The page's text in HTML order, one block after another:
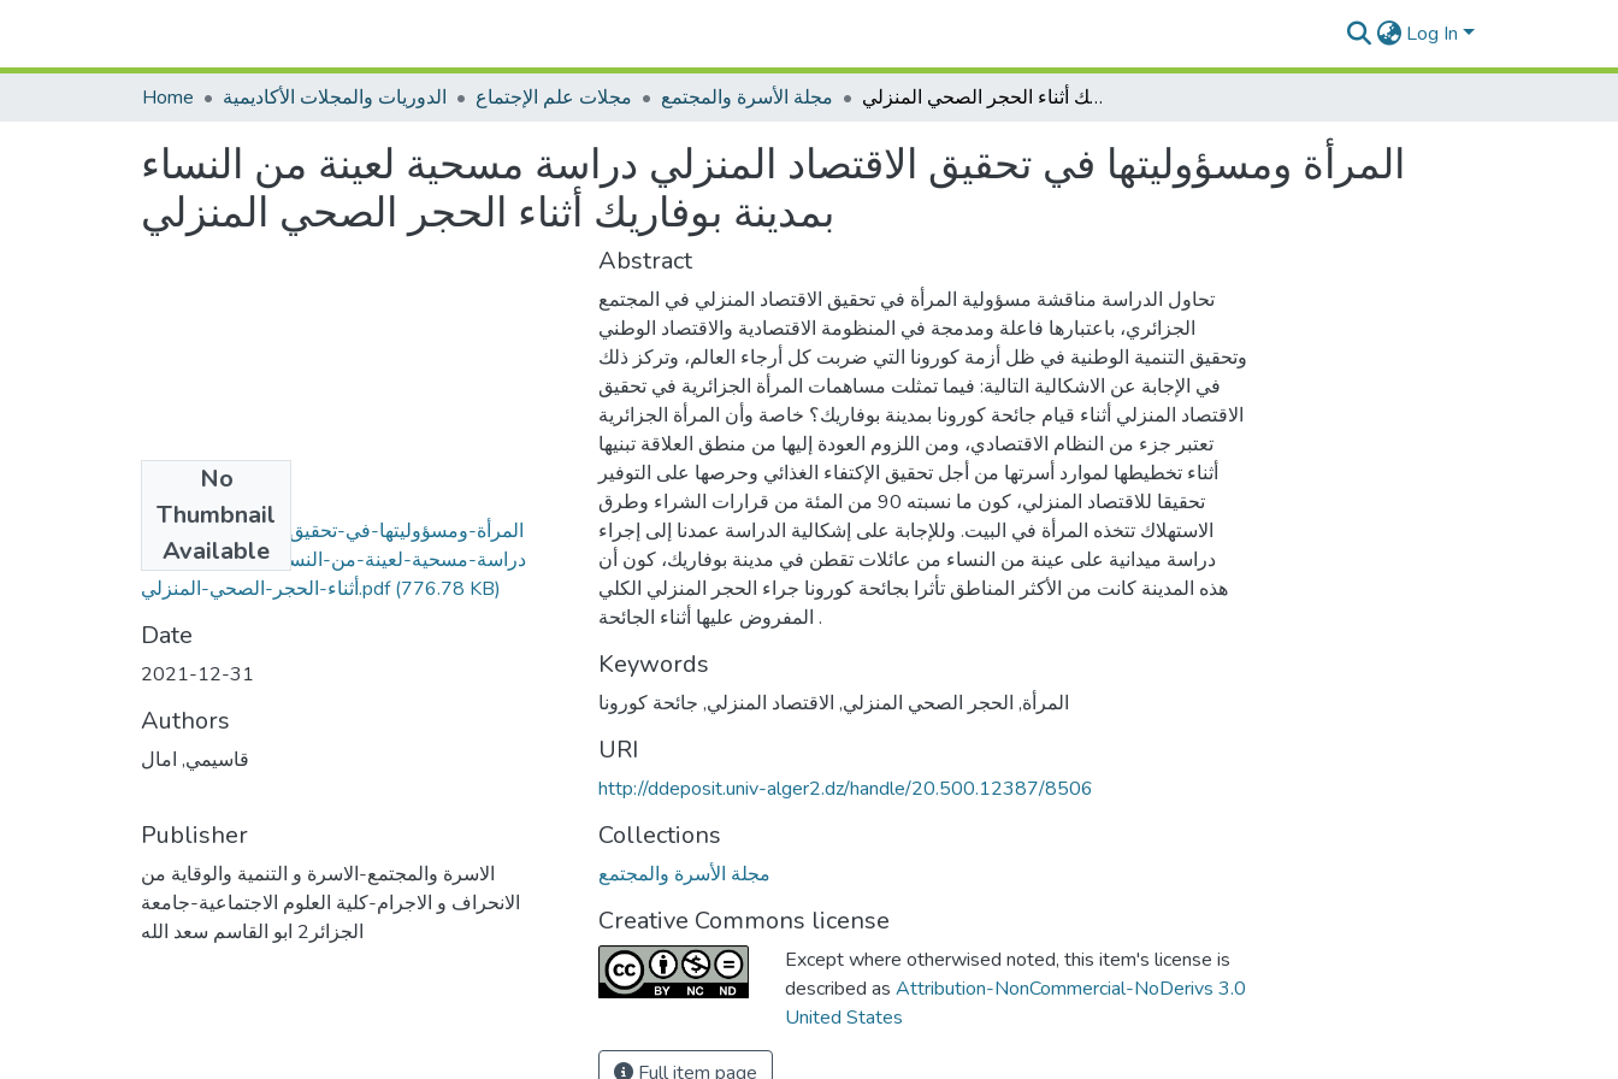
Log In
Home الدوريات والمجلات الأكاديمية مجلات علم الإجتماع مجلة الأسرة والمجتمع المرأة ومسؤوليتها في تحقيق الاقتصاد المنزلي دراسة مسحية لعينة من النساء بمدينة بوفاريك أثناء الحجر الصحي المنزلي
المرأة ومسؤوليتها في تحقيق الاقتصاد المنزلي دراسة مسحية لعينة من النساء
بمدينة بوفاريك أثناء الحجر الصحي المنزلي
No
Thumbnail
Available
المرأة-ومسؤوليتها-في-تحقيق-الاقتصاد-المنزلي-
دراسة-مسحية-لعينة-من-النساء-بمدينة-بوفاريك-
أثناء-الحجر-الصحي-المنزلي.pdf(776.78 KB)
Date
2021-12-31
Authors
قاسيمي, امال
Publisher
الاسرة والمجتمع-الاسرة و التنمية والوقاية من
الانحراف و الاجرام-كلية العلوم الاجتماعية-جامعة
الجزائر2 ابو القاسم سعد الله
Abstract
تحاول الدراسة مناقشة مسؤولية المرأة في تحقيق الاقتصاد المنزلي في المجتمع
الجزائري، باعتبارها فاعلة ومدمجة في المنظومة الاقتصادية والاقتصاد الوطني
وتحقيق التنمية الوطنية في ظل أزمة كورونا التي ضربت كل أرجاء العالم، وتركز ذلك
في الإجابة عن الاشكالية التالية: فيما تمثلت مساهمات المرأة الجزائرية في تحقيق
الاقتصاد المنزلي أثناء قيام جائحة كورونا بمدينة بوفاريك؟ خاصة وأن المرأة الجزائرية
تعتبر جزء من النظام الاقتصادي، ومن اللزوم العودة إليها من منطق العلاقة تبنيها
أثناء تخطيطها لموارد أسرتها من أجل تحقيق الإكتفاء الغذائي وحرصها على التوفير
تحقيقا للاقتصاد المنزلي، كون ما نسبته 90 من المئة من قرارات الشراء وطرق
الاستهلاك تتخذه المرأة في البيت. وللإجابة على إشكالية الدراسة عمدنا إلى إجراء
دراسة ميدانية على عينة من النساء من عائلات تقطن في مدينة بوفاريك، كون أن
هذه المدينة كانت من الأكثر المناطق تأثرا بجائحة كورونا جراء الحجر المنزلي الكلي
المفروض عليها أثناء الجائحة .
Keywords
المرأة, الحجر الصحي المنزلي, الاقتصاد المنزلي, جائحة كورونا
URI
http://ddeposit.univ-alger2.dz/handle/20.500.12387/8506
Collections
مجلة الأسرة والمجتمع
Creative Commons license
Except where otherwised noted, this item's license is
described as Attribution-NonCommercial-NoDerivs 3.0
United States
Full item page